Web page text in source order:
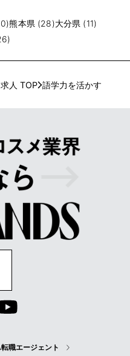
熊本県 (28)大分県 (11)
人 TOP 語学力を活かす
職エージェント